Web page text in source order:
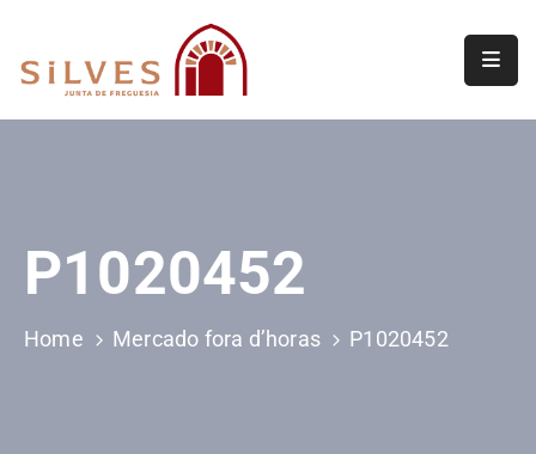
Assembleia
de
Freguesia
P1020452
Home Mercado fora d’horas P1020452